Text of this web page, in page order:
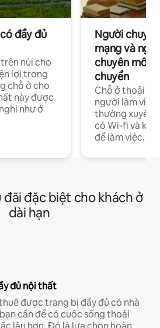
đầy đủ
núi cho
lợi trong
chỗ ở cho
này được
như ở
Người
mạng và
chuyên môn
chuyển
Chỗ ở thoải
người làm việc
thường xuyên
có Wi-fi và
để làm việc.
đãi đặc biệt cho khách ở
dài hạn
đủ nội thất
được trang bị đầy đủ có nhà
cần để có cuộc sống thoải